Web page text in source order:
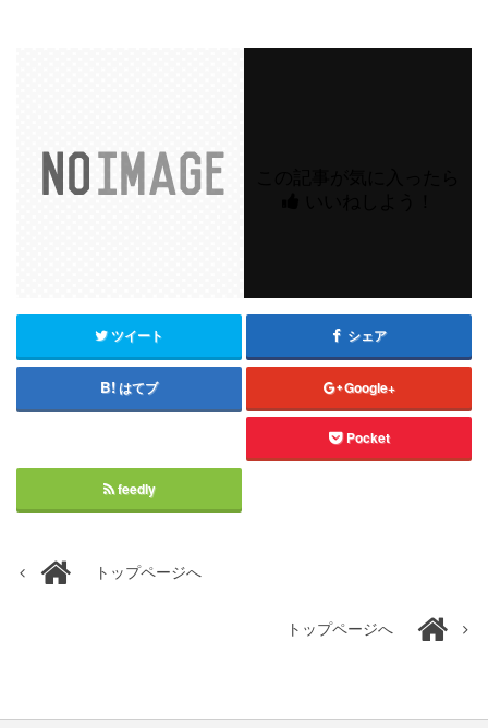
ツイート シェア
はてブ Google+
Pocket
feedly
トップページへ
トップページへ